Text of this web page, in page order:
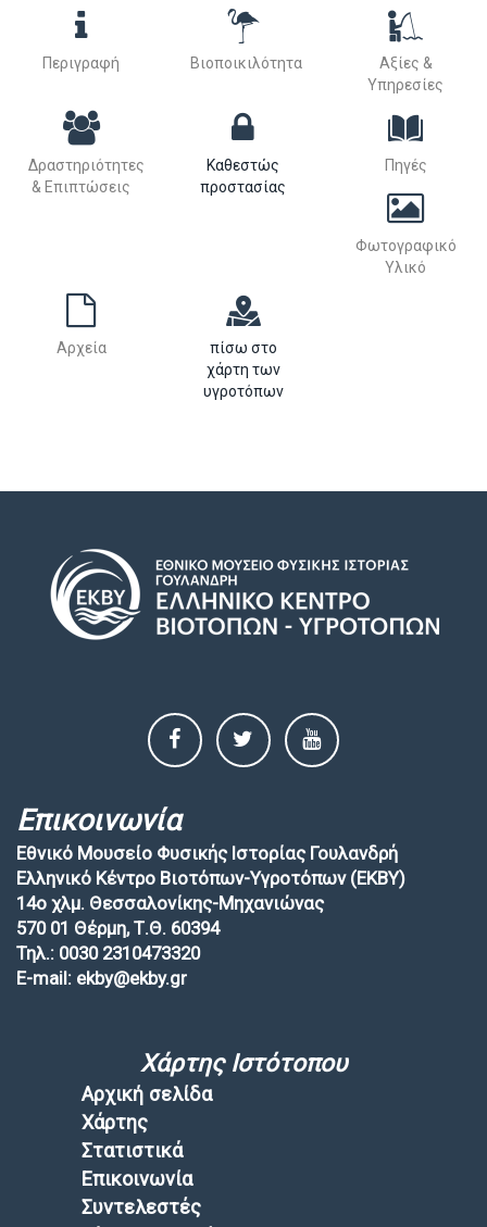
Περιγραφή Βιοποικιλότητα
Αξίες &
Υπηρεσίες
Δραστηριότητες
& Επιπτώσεις
Καθεστώς
προστασίας
Πηγές
Φωτογραφικό
Υλικό
Αρχεία
πίσω στο
χάρτη των
υγροτόπων
Επικοινωνία
Εθνικό Μουσείο Φυσικής Ιστορίας Γουλανδρή
Ελληνικό Κέντρο Βιοτόπων-Υγροτόπων (EKBY)
14ο χλμ. Θεσσαλονίκης-Μηχανιώνας
570 01 Θέρμη, Τ.Θ. 60394
Τηλ.: 0030 2310473320
E-mail: ekby@ekby.gr
Χάρτης Ιστότοπου
Αρχική σελίδα
Χάρτης
Στατιστικά
Επικοινωνία
Συντελεστές